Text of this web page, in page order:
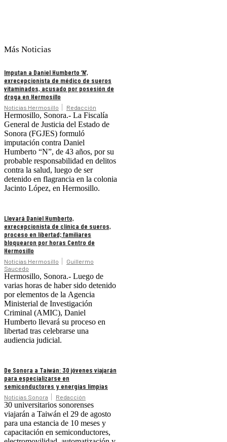
Más Noticias
Imputan a Daniel Humberto ‘N’,
exrecepcionista de médico de sueros
vitaminados, acusado por posesión de
droga en Hermosillo
Noticias Hermosillo Redacción
Hermosillo, Sonora.- La Fiscalía
General de Justicia del Estado de
Sonora (FGJES) formuló
imputación contra Daniel
Humberto “N”, de 43 años, por su
probable responsabilidad en delitos
contra la salud, luego de ser
detenido en flagrancia en la colonia
Jacinto López, en Hermosillo.
Llevará Daniel Humberto,
exrecepcionista de clínica de sueros,
proceso en libertad; familiares
bloquearon por horas Centro de
Hermosillo
Noticias Hermosillo
Guillermo
Saucedo
Hermosillo, Sonora.- Luego de
varias horas de haber sido detenido
por elementos de la Agencia
Ministerial de Investigación
Criminal (AMIC), Daniel
Humberto llevará su proceso en
libertad tras celebrarse una
audiencia judicial.
De Sonora a Taiwán: 30 jóvenes viajarán
para especializarse en
semiconductores y energías limpias
Noticias Sonora Redacción
30 universitarios sonorenses
viajarán a Taiwán el 29 de agosto
para una estancia de 10 meses y
capacitación en semiconductores,